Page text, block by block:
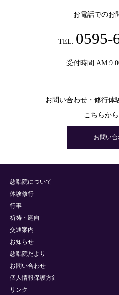
お電話でのお
TEL. 0595-
受付時間 AM
お問い合わせ・修行体
こちらか
お問い合
慈唱院について
体験修行
行事
祈祷・廻向
交通案内
お知らせ
慈唱院だより
お問い合わせ
個人情報保護方針
リンク